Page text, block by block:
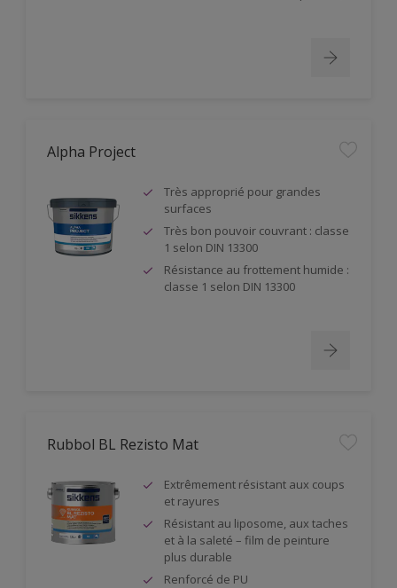
Alpha Project
Très approprié pour grandes
surfaces
Très bon pouvoir couvrant : classe
1 selon DIN 13300
Résistance au frottement humide :
classe 1 selon DIN 13300
Rubbol BL Rezisto Mat
Extrêmement résistant aux coups
et rayures
Résistant au liposome, aux taches
et à la saleté – film de peinture
plus durable
Renforcé de PU